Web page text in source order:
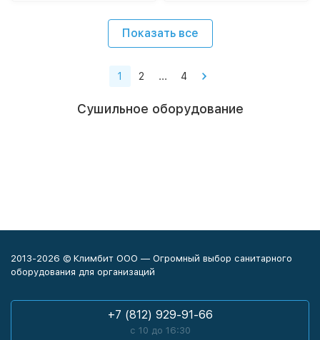
Показать все
1 2 ... 4
Сушильное оборудование
2013-2026 © Климбит ООО — Огромный выбор санитарного
оборудования для организаций
+7 (812) 929-91-66
с 10 до 16:30